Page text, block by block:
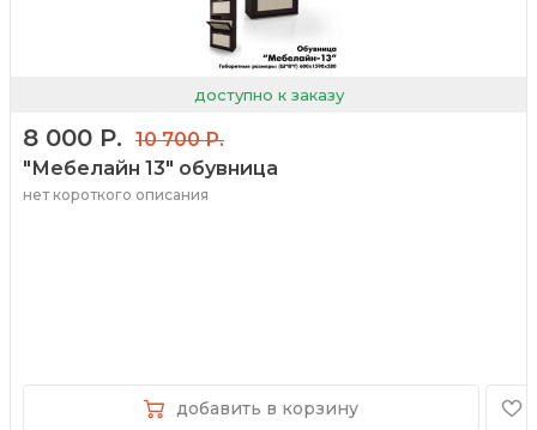
доступно к заказу
8 000 Р.
10 700 Р.
"Мебелайн 13" обувница
нет короткого описания
добавить в корзину